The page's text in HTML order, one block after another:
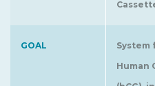
GOAL
Human